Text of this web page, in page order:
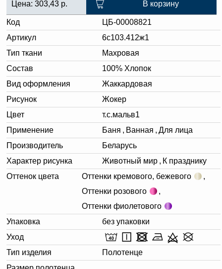
Цена: 303,43 р. В корзину
Код
ЦБ-00008821
Артикул
6с103.412ж1
Тип ткани
Махровая
Состав
100% Хлопок
Вид оформления
Жаккардовая
Рисунок
Жокер
Цвет
т.с.мальв1
Применение
Баня , Ванная , Для лица
Производитель
Беларусь
Характер рисунка
Животный мир , К празднику
Оттенок цвета
Оттенки кремового, бежевого
,
Оттенки розового
,
Оттенки фиолетового
Упаковка
без упаковки
Уход
Тип изделия
Полотенце